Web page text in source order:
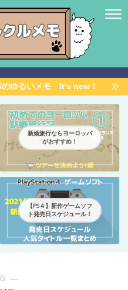
のゆるいメモ It's new！
新婚旅行ならヨーロッパ
がおすすめ！
【PS４】新作ゲームソフ
ト発売日スケジュール！
―